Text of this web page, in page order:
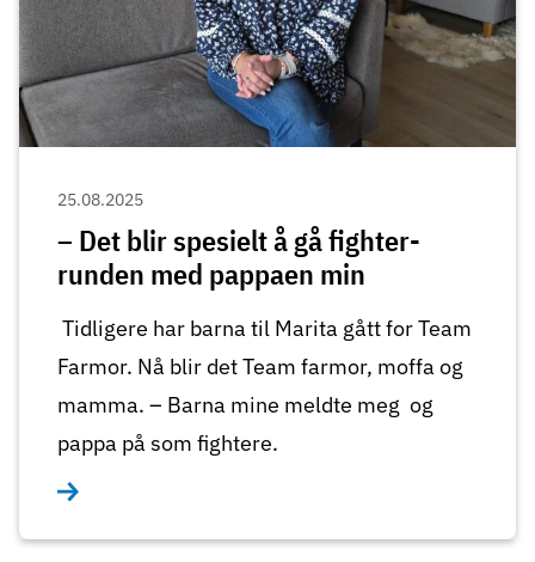
25.08.2025
– Det blir spesielt å gå fighter-
runden med pappaen min
Tidligere har barna til Marita gått for Team
Farmor. Nå blir det Team farmor, moffa og
mamma. – Barna mine meldte meg og
pappa på som fightere.